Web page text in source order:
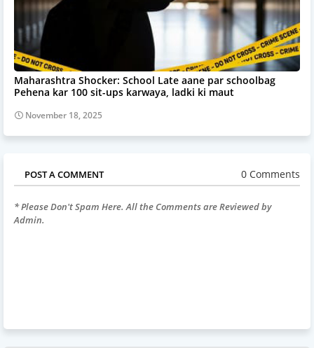
Maharashtra Shocker: School Late aane par schoolbag
Pehena kar 100 sit-ups karwaya, ladki ki maut
November 18, 2025
POST A COMMENT 0 Comments
* Please Don't Spam Here. All the Comments are Reviewed by
Admin.